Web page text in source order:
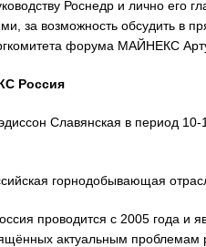
Роснедр и лично его
за возможность обсудить в
форума МАЙНЕКС
Россия
Славянская в период
горнодобывающая
проводится с 2005 года и
актуальным проблемам